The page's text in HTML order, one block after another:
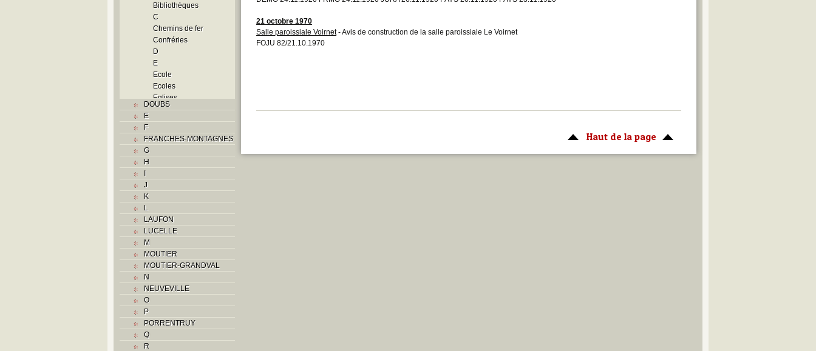
Bibliothèques
C
Chemins de fer
Confréries
D
E
Ecole
Ecoles
Eglises
F
H
Monuments historiques
O
Problème jurassien
Q
S
U
DOUBS
E
F
FRANCHES-MONTAGNES
G
H
I
J
K
L
LAUFON
LUCELLE
M
MOUTIER
MOUTIER-GRANDVAL
N
NEUVEVILLE
O
P
PORRENTRUY
Q
R
21 octobre 1970
Salle paroissiale Voirnet- Avis de construction de la salle paroissiale Le Voirnet
FOJU 82/21.10.1970
Haut de la page